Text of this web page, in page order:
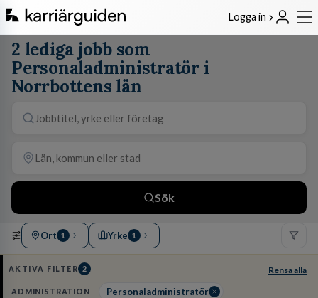
Logga in
2 lediga jobb som
Personaladministratör i
Norrbottens län
Sök
Ort 1 Yrke 1
AKTIVA FILTER 2 Rensa alla
ADMINISTRATION Personaladministratör